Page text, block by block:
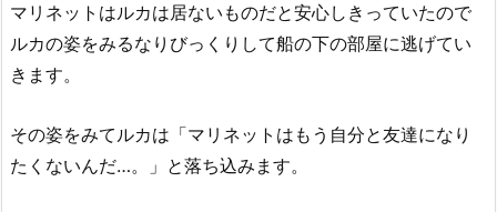
マリネットはルカは居ないものだと安心しきっていたので
ルカの姿をみるなりびっくりして船の下の部屋に逃げてい
きます。
その姿をみてルカは「マリネットはもう自分と友達になり
たくないんだ…。」と落ち込みます。